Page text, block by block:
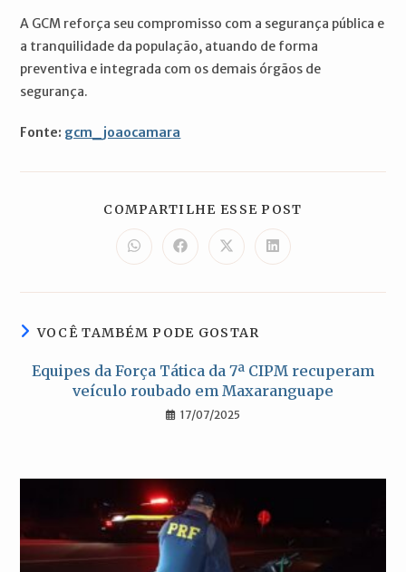
A GCM reforça seu compromisso com a segurança pública e
a tranquilidade da população, atuando de forma
preventiva e integrada com os demais órgãos de
segurança.
Fonte: gcm_joaocamara
COMPARTILHE ESSE POST
Abre
em
nova
Abre
em
nova
Abre
em
nova
Abre
em
nova
VOCÊ TAMBÉM PODE GOSTAR
Equipes da Força Tática da 7ª CIPM recuperam
veículo roubado em Maxaranguape
17/07/2025